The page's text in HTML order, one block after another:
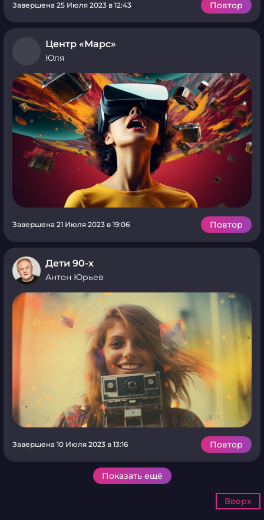
Завершена 25 Июля 2023 в 12:43 Повтор
Центр «Марс»
Юля
Завершена 21 Июля 2023 в 19:06 Повтор
Дети 90-х
Антон Юрьев
Завершена 10 Июля 2023 в 13:16 Повтор
Показать ещё
Вверх